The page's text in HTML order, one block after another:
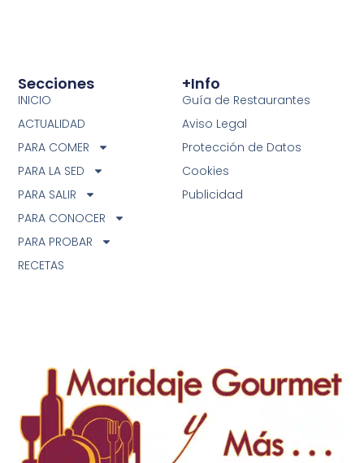
+info
Guía de Restaurantes
Aviso Legal
Protección de Datos
Cookies
Publicidad
Secciones
INICIO
ACTUALIDAD
PARA COMER
PARA LA SED
PARA SALIR
PARA CONOCER
PARA PROBAR
RECETAS